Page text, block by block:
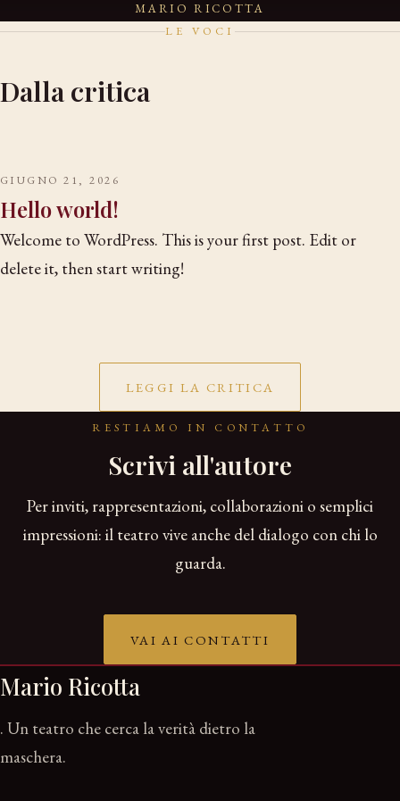
MARIO RICOTTA
LE VOCI
Dalla critica
GIUGNO 21, 2026
Hello world!
Welcome to WordPress. This is your first post. Edit or
delete it, then start writing!
LEGGI LA CRITICA
RESTIAMO IN CONTATTO
Scrivi all'autore
Per inviti, rappresentazioni, collaborazioni o semplici
impressioni: il teatro vive anche del dialogo con chi lo
guarda.
VAI AI CONTATTI
Mario Ricotta
. Un teatro che cerca la verità dietro la
maschera.